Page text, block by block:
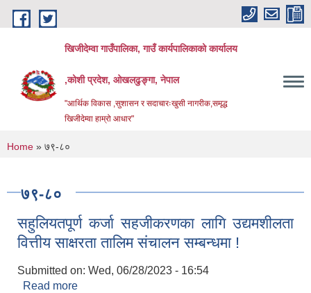
Skip to main content
खिजीदेम्वा गाउँपालिका, गाउँ कार्यपालिकाको कार्यालय
,कोशी प्रदेश, ओखलढुङ्गा, नेपाल
"आर्थिक विकास ,सुशासन र सदाचारःखुसी नागरीक,समृद्ध
खिजीदेम्वा हाम्रो आधार"
You are here
Home » ७९-८०
७९-८०
सहुलियतपूर्ण कर्जा सहजीकरणका लागि उद्यमशीलता
वित्तीय साक्षरता तालिम संचालन सम्बन्धमा !
Submitted on: Wed, 06/28/2023 - 16:54
Read more